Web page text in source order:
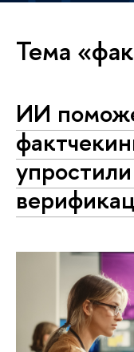
Тема
ИИ